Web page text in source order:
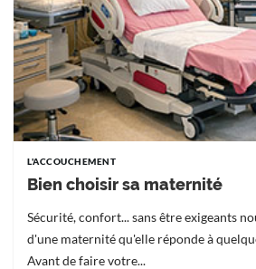
L'ACCOUCHEMENT
Bien choisir sa maternité
Sécurité, confort... sans être exigeants
d'une maternité qu'elle réponde à
Avant de faire votre...